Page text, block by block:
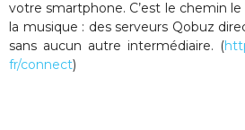
votre smartphone. C’est le chemin
la musique : des serveurs Qobuz
sans aucun autre intermédiaire. (
fr/connect)